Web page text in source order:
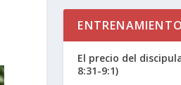
ENTRENAMIENTO
El precio del
8:31-9:1)